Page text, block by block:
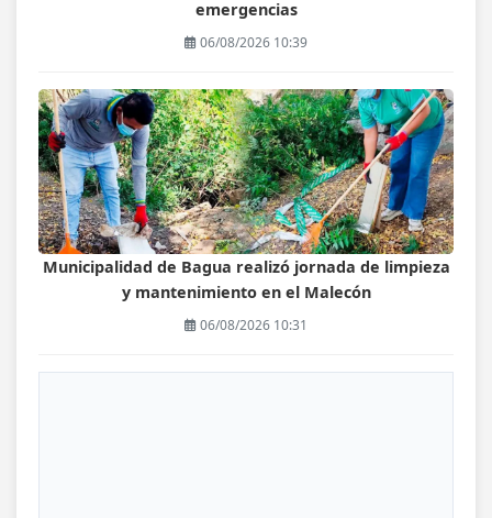
emergencias
06/08/2026 10:39
Municipalidad de Bagua realizó jornada de limpieza
y mantenimiento en el Malecón
06/08/2026 10:31